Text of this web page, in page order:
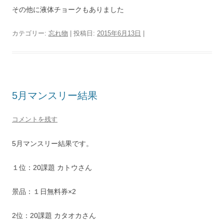
その他に液体チョークもありました
カテゴリー: 忘れ物 | 投稿日: 2015年6月13日
5月マンスリー結果
コメントを残す
5月マンスリー結果です。
１位：20課題 カトウさん
景品：１日無料券×2
2位：20課題 カタオカさん